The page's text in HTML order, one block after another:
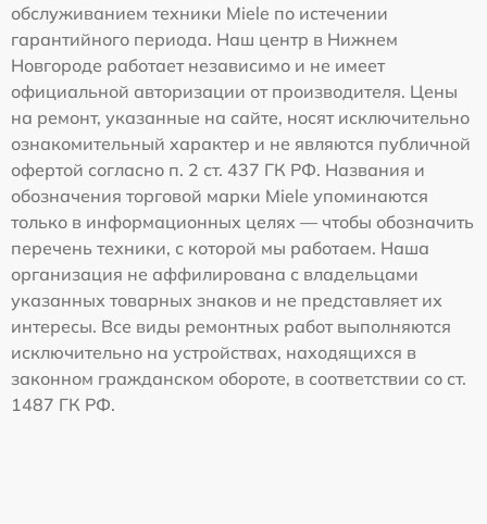
обслуживанием техники Miele по истечении
гарантийного периода. Наш центр в Нижнем
Новгороде работает независимо и не имеет
официальной авторизации от производителя. Цены
на ремонт, указанные на сайте, носят исключительно
ознакомительный характер и не являются публичной
офертой согласно п. 2 ст. 437 ГК РФ. Названия и
обозначения торговой марки Miele упоминаются
только в информационных целях — чтобы обозначить
перечень техники, с которой мы работаем. Наша
организация не аффилирована с владельцами
указанных товарных знаков и не представляет их
интересы. Все виды ремонтных работ выполняются
исключительно на устройствах, находящихся в
законном гражданском обороте, в соответствии со ст.
1487 ГК РФ.